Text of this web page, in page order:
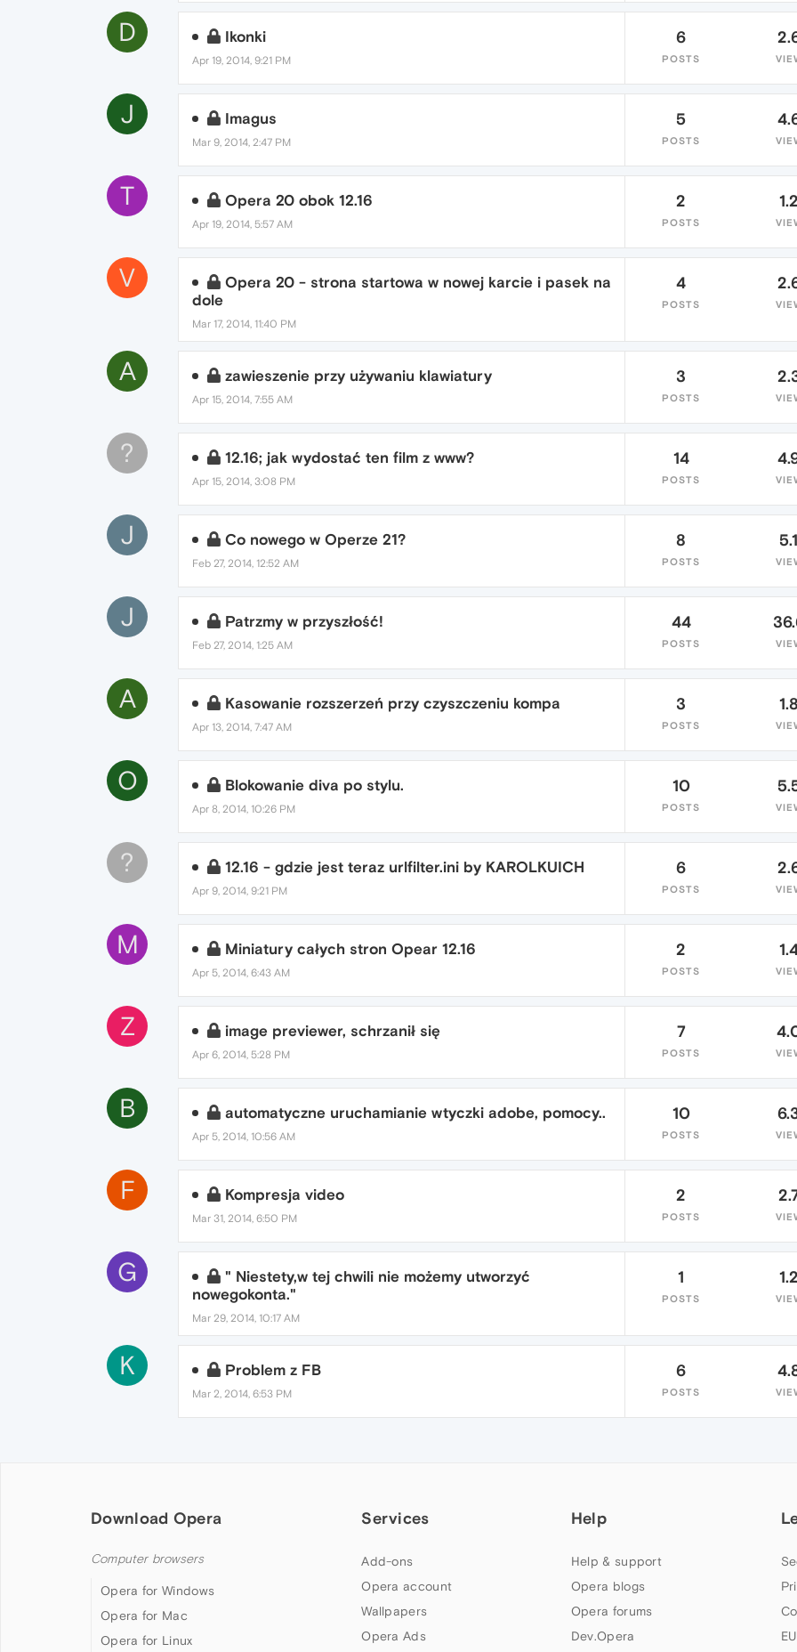
D Ikonki
Apr 19, 2014, 9:21 PM
6
POSTS
J Imagus
Mar 9, 2014, 2:47 PM
5
POSTS
T Opera 20 obok 12.16
Apr 19, 2014, 5:57 AM
2
POSTS
V
Opera 20 - strona startowa w nowej karcie i pasek na
dole
Mar 17, 2014, 11:40 PM
4
POSTS
A zawieszenie przy używaniu klawiatury
Apr 15, 2014, 7:55 AM
3
POSTS
? 12.16; jak wydostać ten film z www?
Apr 15, 2014, 3:08 PM
14
POSTS
J Co nowego w Operze 21?
Feb 27, 2014, 12:52 AM
8
POSTS
J Patrzmy w przyszłość!
Feb 27, 2014, 1:25 AM
44
POSTS
A Kasowanie rozszerzeń przy czyszczeniu kompa
Apr 13, 2014, 7:47 AM
3
POSTS
O Blokowanie diva po stylu.
Apr 8, 2014, 10:26 PM
10
POSTS
? 12.16 - gdzie jest teraz urlfilter.ini by KAROLKUICH
Apr 9, 2014, 9:21 PM
6
POSTS
M Miniatury całych stron Opear 12.16
Apr 5, 2014, 6:43 AM
2
POSTS
Z image previewer, schrzanił się
Apr 6, 2014, 5:28 PM
7
POSTS
B automatyczne uruchamianie wtyczki adobe, pomocy..
Apr 5, 2014, 10:56 AM
10
POSTS
F Kompresja video
Mar 31, 2014, 6:50 PM
2
POSTS
G
" Niestety,w tej chwili nie możemy utworzyć
nowegokonta."
Mar 29, 2014, 10:17 AM
1
POSTS
K Problem z FB
Mar 2, 2014, 6:53 PM
6
POSTS
Download Opera
Computer browsers
Opera for Windows
Opera for Mac
Opera for Linux
Services
Add-ons
Opera account
Wallpapers
Opera Ads
Help
Help & support
Opera blogs
Opera forums
Dev.Opera